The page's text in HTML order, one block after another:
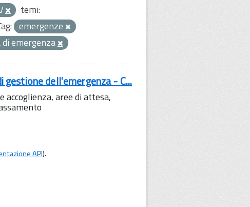
temi:
emergenze
emergenza
dell'emergenza - C...
aree di attesa,
API).